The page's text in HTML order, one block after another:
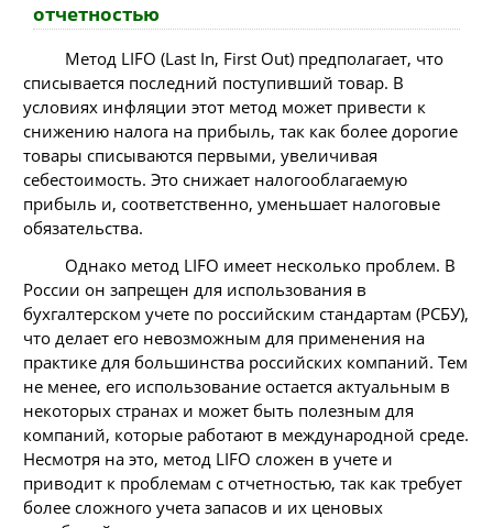
отчетностью
Метод LIFO (Last In, First Out) предполагает, что
списывается последний поступивший товар. В
условиях инфляции этот метод может привести к
снижению налога на прибыль, так как более дорогие
товары списываются первыми, увеличивая
себестоимость. Это снижает налогооблагаемую
прибыль и, соответственно, уменьшает налоговые
обязательства.
Однако метод LIFO имеет несколько проблем. В
России он запрещен для использования в
бухгалтерском учете по российским стандартам (РСБУ),
что делает его невозможным для применения на
практике для большинства российских компаний. Тем
не менее, его использование остается актуальным в
некоторых странах и может быть полезным для
компаний, которые работают в международной среде.
Несмотря на это, метод LIFO сложен в учете и
приводит к проблемам с отчетностью, так как требует
более сложного учета запасов и их ценовых